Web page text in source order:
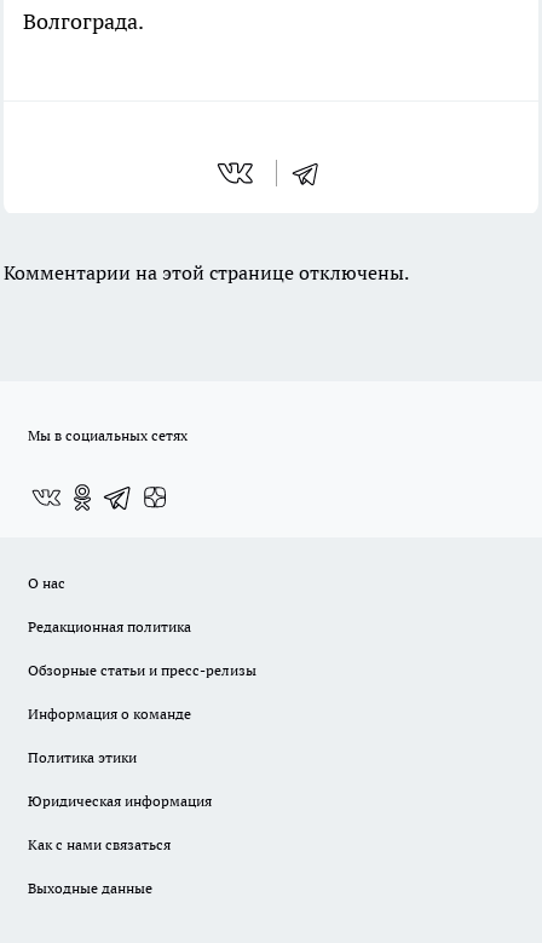
Волгограда.
Комментарии на этой странице отключены.
Мы в социальных сетях
О нас
Редакционная политика
Обзорные статьи и пресс-релизы
Информация о команде
Политика этики
Юридическая информация
Как с нами связаться
Выходные данные